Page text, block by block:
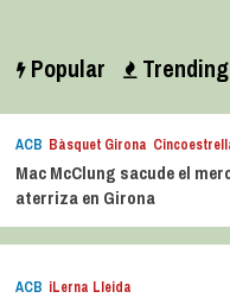
Popular Trending
ACB Bàsquet Girona
Mac McClung sacude el
aterriza en Girona
ACB iLerna Lleida